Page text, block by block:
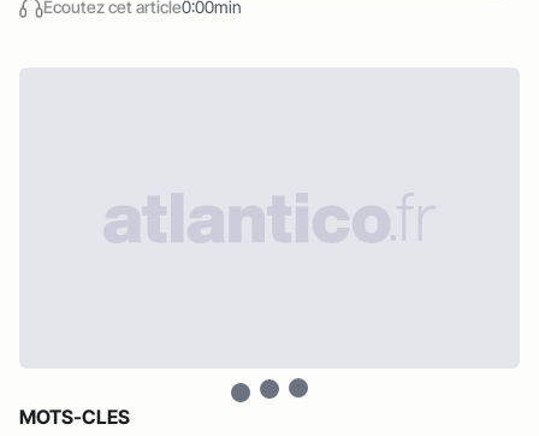
Écoutez cet article0:00min
MOTS-CLES